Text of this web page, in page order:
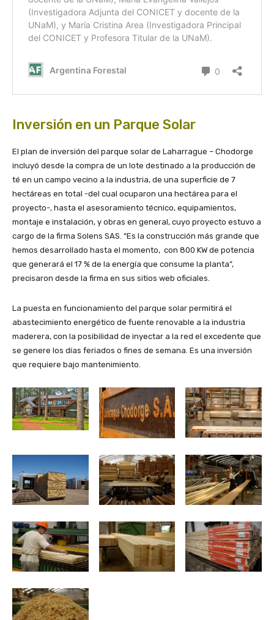
Inversión en un Parque Solar
El plan de inversión del parque solar de Laharrague – Chodorge
incluyó desde la compra de un lote destinado a la producción de
té en un campo vecino a la industria, de una superficie de 7
hectáreas en total -del cual ocuparon una hectárea para el
proyecto-, hasta el asesoramiento técnico, equipamientos,
montaje e instalación, y obras en general, cuyo proyecto estuvo a
cargo de la firma Solens SAS. “Es la construcción más grande que
hemos desarrollado hasta el momento, con 800 KW de potencia
que generará el 17 % de la energía que consume la planta”,
precisaron desde la firma en sus sitios web oficiales.
La puesta en funcionamiento del parque solar permitirá el
abastecimiento energético de fuente renovable a la industria
maderera, con la posibilidad de inyectar a la red el excedente que
se genere los días feriados o fines de semana. Es una inversión
que requiere bajo mantenimiento.